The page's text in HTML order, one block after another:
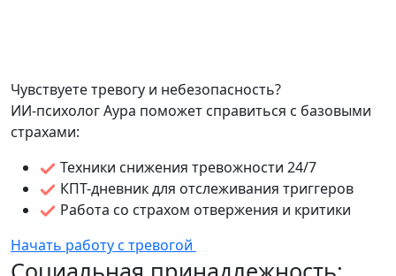
Чувствуете тревогу и небезопасность?
ИИ-психолог Аура поможет справиться с базовыми
страхами:
Техники снижения тревожности 24/7
КПТ-дневник для отслеживания триггеров
Работа со страхом отвержения и критики
Начать работу с тревогой